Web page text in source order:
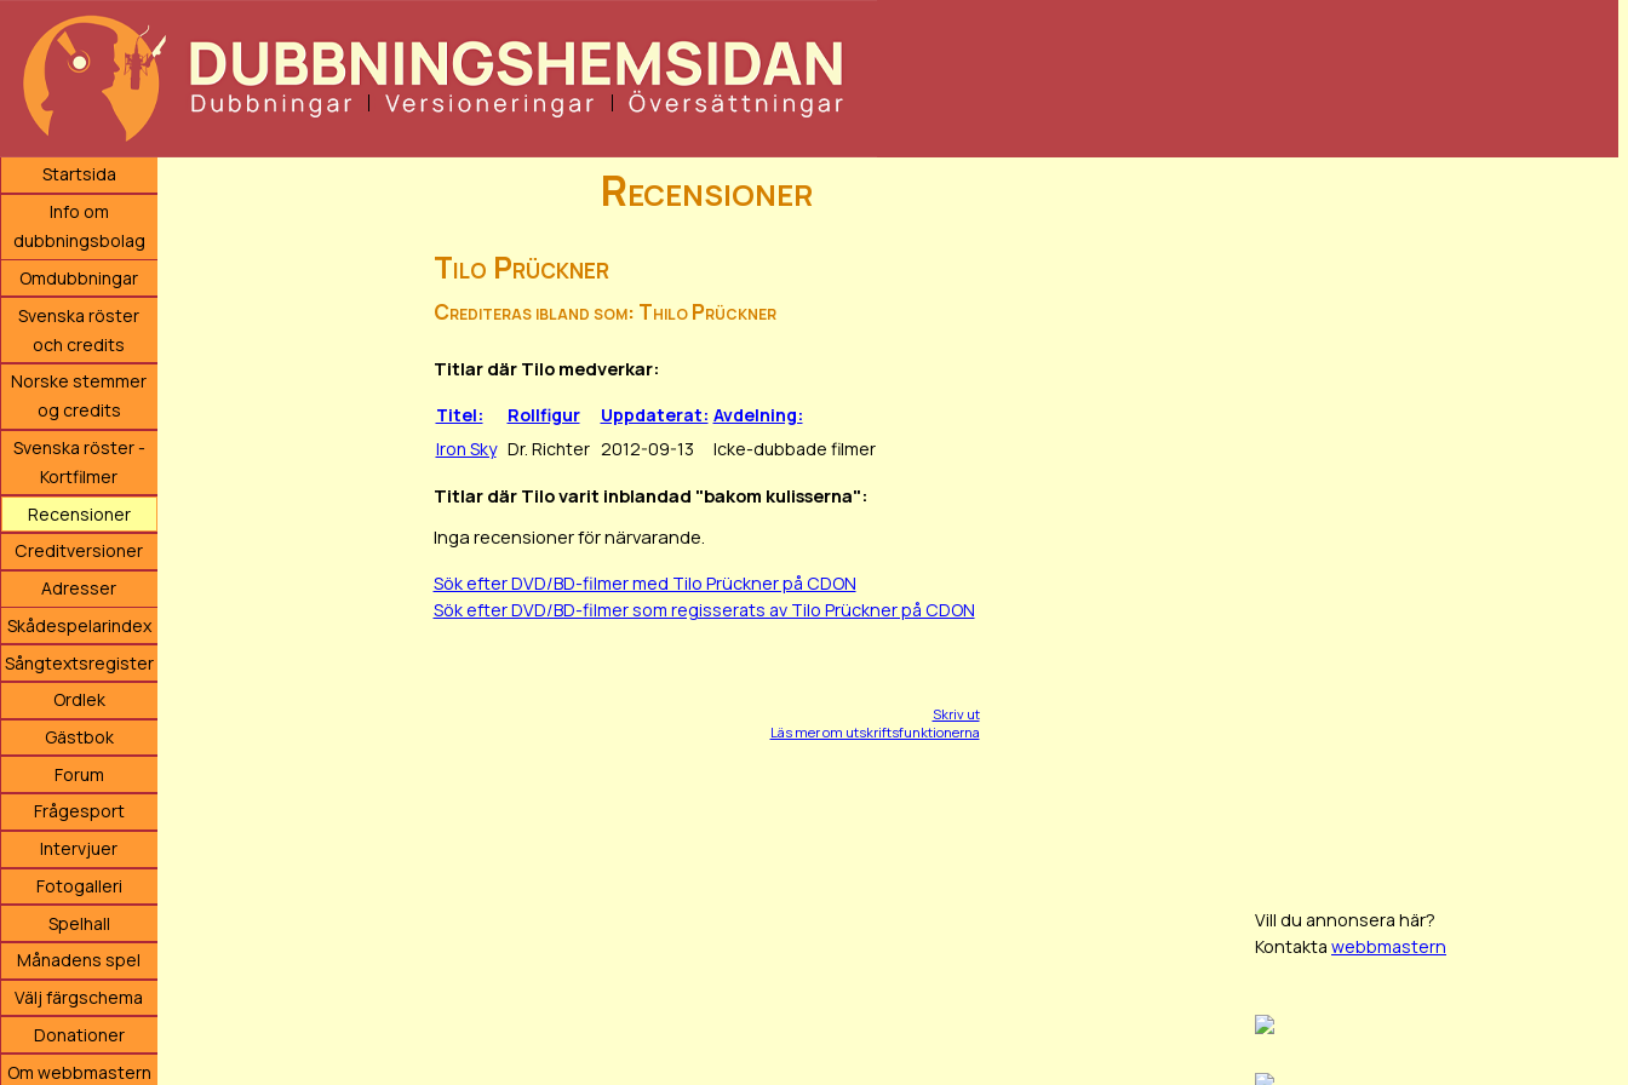
Startsida
Info om
dubbningsbolag
Omdubbningar
Svenska röster
och credits
Norske stemmer
og credits
Svenska röster -
Kortfilmer
Recensioner
Creditversioner
Adresser
Skådespelarindex
Sångtextsregister
Ordlek
Gästbok
Forum
Frågesport
Intervjuer
Fotogalleri
Spelhall
Månadens spel
Välj färgschema
Donationer
Om webbmastern
Recensioner
Tilo Prückner
Crediteras ibland som: Thilo Prückner
Titlar där Tilo medverkar:
Titel: Rollfigur Uppdaterat: Avdelning:
Iron Sky Dr. Richter 2012-09-13 Icke-dubbade filmer
Titlar där Tilo varit inblandad "bakom kulisserna":
Inga recensioner för närvarande.
Sök efter DVD/BD-filmer med Tilo Prückner på CDON
Sök efter DVD/BD-filmer som regisserats av Tilo Prückner på CDON
Skriv ut
Läs mer om utskriftsfunktionerna
Vill du annonsera här?
Kontakta webbmastern